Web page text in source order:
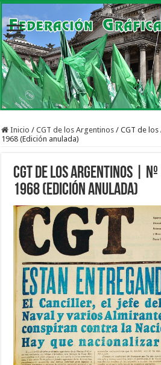
Inicio / CGT de los Argentinos / CGT de
1968 (Edición anulada)
CGT de los Argentinos |
1968 (Edición anulada)